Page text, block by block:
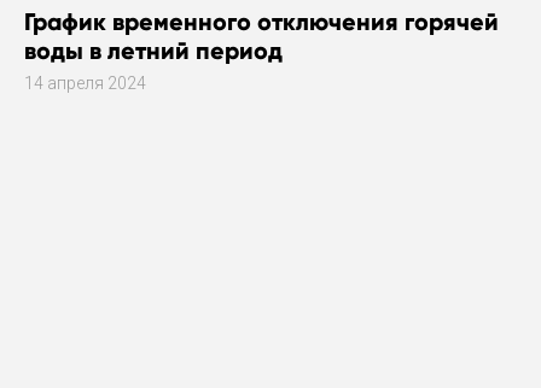
График временного отключения горячей
воды в летний период
14 апреля 2024